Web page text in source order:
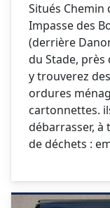
Situés Chemin
Impasse des
(derrière
du Stade,
y trouverez
ordures
cartonnettes.
débarrasser,
de déchets :